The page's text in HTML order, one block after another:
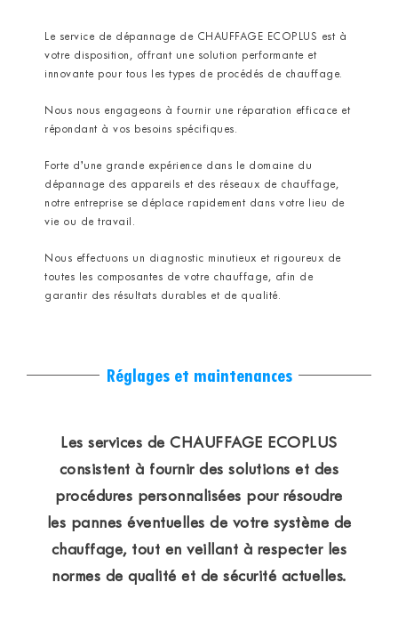
Le service de dépannage de CHAUFFAGE ECOPLUS est à
votre disposition, offrant une solution performante et
innovante pour tous les types de procédés de chauffage.
Nous nous engageons à fournir une réparation efficace et
répondant à vos besoins spécifiques.
Forte d’une grande expérience dans le domaine du
dépannage des appareils et des réseaux de chauffage,
notre entreprise se déplace rapidement dans votre lieu de
vie ou de travail.
Nous effectuons un diagnostic minutieux et rigoureux de
toutes les composantes de votre chauffage, afin de
garantir des résultats durables et de qualité.
Réglages et maintenances
Les services de CHAUFFAGE ECOPLUS
consistent à fournir des solutions et des
procédures personnalisées pour résoudre
les pannes éventuelles de votre système de
chauffage, tout en veillant à respecter les
normes de qualité et de sécurité actuelles.